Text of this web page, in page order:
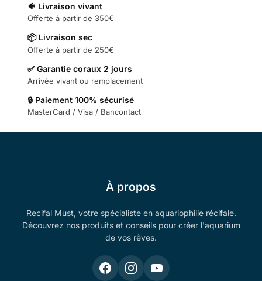
🐠 Livraison vivant
Offerte à partir de 350€
📦 Livraison sec
Offerte à partir de 250€
✅ Garantie coraux 2 jours
Arrivée vivant ou remplacement
🔒 Paiement 100% sécurisé
MasterCard / Visa / Bancontact
À propos
Recifal Must, votre spécialiste en aquariophilie récifale.
Découvrez nos produits et conseils pour créer l'aquarium
de vos rêves.